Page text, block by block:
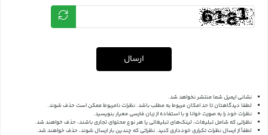
ارسال
نشانی ایمیل شما منتشر نخواهد شد.
لطفا دیدگاهتان تا حد امکان مربوط به مطلب باشد. نظرات نامربوط ممکن است حذف شوند.
نظرات خود را به صورت خوانا و با استفاده از زبان فارسی معیار بنویسید.
نظراتی که شامل تبلیغات، لینک‌های تبلیغاتی یا هر نوع محتوای تجاری باشند، حذف خواهند شد.
لطفاً از ارسال نظرات تکراری خودداری کنید. نظراتی که چندین بار ارسال شوند، حذف خواهند شد.